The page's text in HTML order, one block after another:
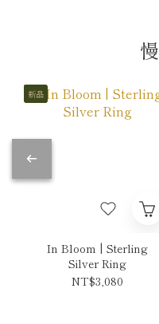
新品
In Bloom | Sterling
Silver Ring
NT$3,080